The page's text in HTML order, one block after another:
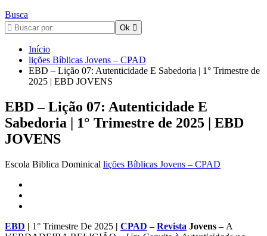
Busca
Início
lições Bíblicas Jovens – CPAD
EBD – Lição 07: Autenticidade E Sabedoria | 1° Trimestre de
2025 | EBD JOVENS
EBD – Lição 07: Autenticidade E
Sabedoria | 1° Trimestre de 2025 | EBD
JOVENS
Escola Biblica Dominical lições Bíblicas Jovens – CPAD
EBD | 1° Trimestre De 2025 | CPAD –Revista Jovens – A